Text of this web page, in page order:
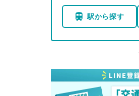
駅から探す